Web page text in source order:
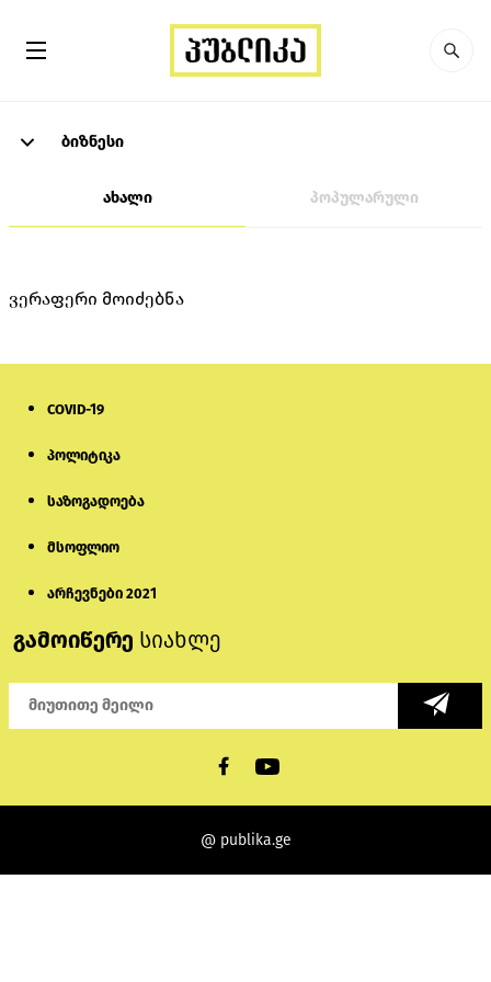
ბიზნესი
ახალი პოპულარული
ვერაფერი მოიძებნა
COVID-19
პოლიტიკა
საზოგადოება
მსოფლიო
არჩევნები 2021
გამოიწერე სიახლე
@ publika.ge